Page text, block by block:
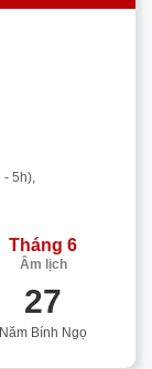
- 5h),
Tháng 6
Âm lịch
27
Năm Bính Ngọ